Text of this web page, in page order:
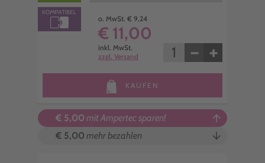
o. MwSt. € 9,24
€ 11,00
inkl. MwSt.
zzgl. Versand
− +
KAUFEN
€ 5,00 mit Ampertec sparen! arrow_upward
€ 5,00 mehr bezahlen arrow_downward